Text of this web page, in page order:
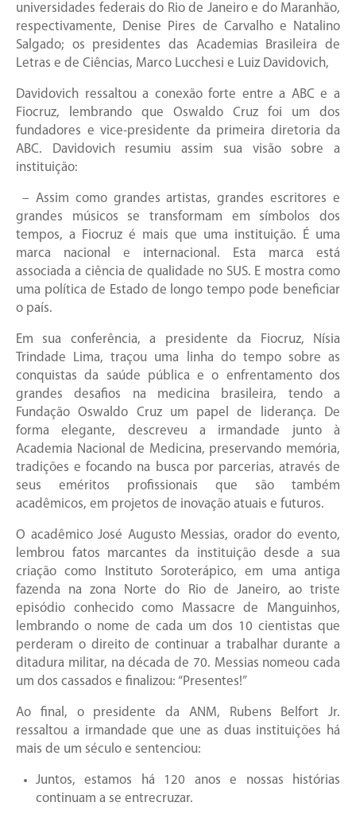
universidades federais do Rio de Janeiro e do Maranhão,
respectivamente, Denise Pires de Carvalho e Natalino
Salgado; os presidentes das Academias Brasileira de
Letras e de Ciências, Marco Lucchesi e Luiz Davidovich,
Davidovich ressaltou a conexão forte entre a ABC e a
Fiocruz, lembrando que Oswaldo Cruz foi um dos
fundadores e vice-presidente da primeira diretoria da
ABC. Davidovich resumiu assim sua visão sobre a
instituição:
– Assim como grandes artistas, grandes escritores e
grandes músicos se transformam em símbolos dos
tempos, a Fiocruz é mais que uma instituição. É uma
marca nacional e internacional. Esta marca está
associada a ciência de qualidade no SUS. E mostra como
uma política de Estado de longo tempo pode beneficiar
o país.
Em sua conferência, a presidente da Fiocruz, Nísia
Trindade Lima, traçou uma linha do tempo sobre as
conquistas da saúde pública e o enfrentamento dos
grandes desafios na medicina brasileira, tendo a
Fundação Oswaldo Cruz um papel de liderança. De
forma elegante, descreveu a irmandade junto à
Academia Nacional de Medicina, preservando memória,
tradições e focando na busca por parcerias, através de
seus eméritos profissionais que são também
acadêmicos, em projetos de inovação atuais e futuros.
O acadêmico José Augusto Messias, orador do evento,
lembrou fatos marcantes da instituição desde a sua
criação como Instituto Soroterápico, em uma antiga
fazenda na zona Norte do Rio de Janeiro, ao triste
episódio conhecido como Massacre de Manguinhos,
lembrando o nome de cada um dos 10 cientistas que
perderam o direito de continuar a trabalhar durante a
ditadura militar, na década de 70. Messias nomeou cada
um dos cassados e finalizou: “Presentes!”
Ao final, o presidente da ANM, Rubens Belfort Jr.
ressaltou a irmandade que une as duas instituições há
mais de um século e sentenciou:
Juntos, estamos há 120 anos e nossas histórias
continuam a se entrecruzar.